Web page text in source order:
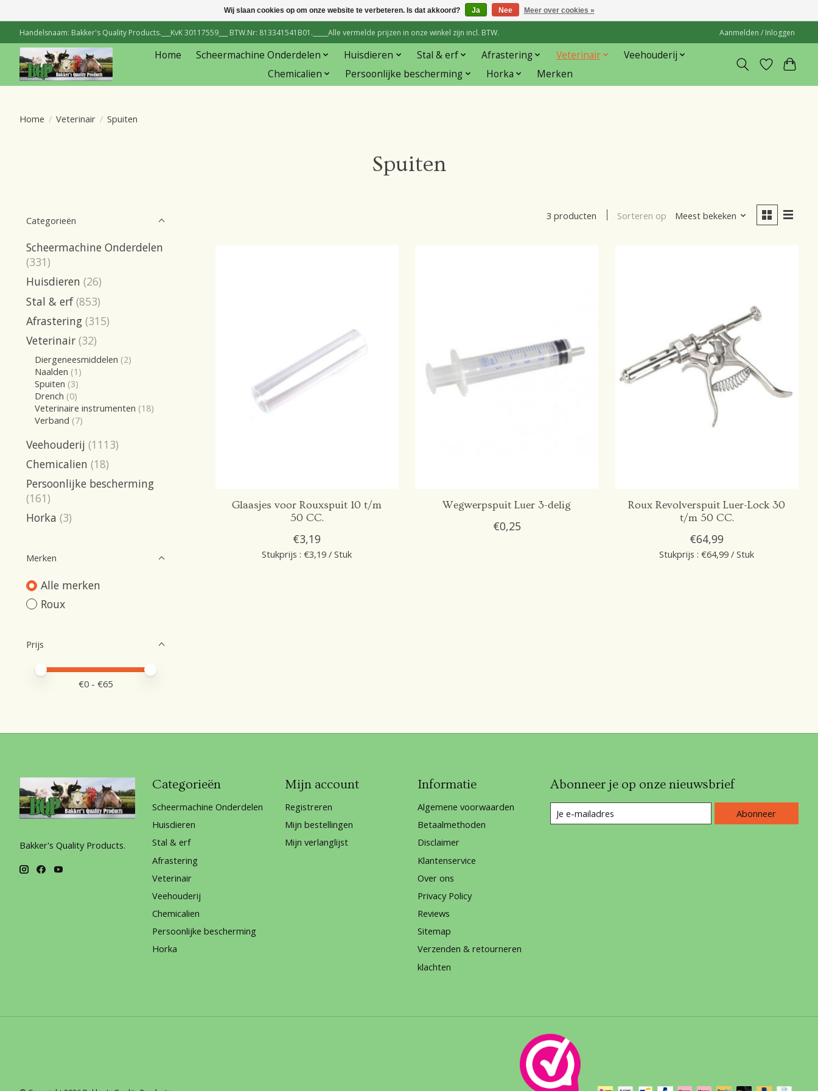
Handelsnaam: Bakker's Quality Products.___KvK 30117559___ BTW.Nr: 813341541B01._____Alle vermelde prijzen in onze winkel zijn incl. BTW. Aanmelden / Inloggen
Home Scheermachine Onderdelen Huisdieren Stal & erf Afrastering Veterinair
Veehouderij
Chemicalien
Persoonlijke bescherming Horka Merken
Home / Veterinair / Spuiten
Spuiten
Categorieën
Scheermachine Onderdelen
(331)
Huisdieren (26)
Stal & erf (853)
Afrastering (315)
Veterinair (32)
Diergeneesmiddelen (2)
Naalden (1)
Spuiten (3)
Drench (0)
Veterinaire instrumenten (18)
Verband (7)
Veehouderij (1113)
Chemicalien (18)
Persoonlijke bescherming
(161)
Horka (3)
Merken
Alle merken
Roux
Prijs
Minimale prijswaarde
Price maximum value
€0 - €65
3 producten Sorteren op Meest bekeken
Glaasjes voor Rouxspuit 10 t/m
50 CC.
€3,19
Stukprijs : €3,19 / Stuk
Wegwerpspuit Luer 3-delig
€0,25
Roux Revolverspuit Luer-Lock 30
t/m 50 CC.
€64,99
Stukprijs : €64,99 / Stuk
Bakker's Quality Products.
Categorieën
Scheermachine Onderdelen
Huisdieren
Stal & erf
Afrastering
Veterinair
Veehouderij
Chemicalien
Persoonlijke bescherming
Horka
Mijn account
Registreren
Mijn bestellingen
Mijn verlanglijst
Informatie
Algemene voorwaarden
Betaalmethoden
Disclaimer
Klantenservice
Over ons
Privacy Policy
Reviews
Sitemap
Verzenden & retourneren
klachten
Abonneer je op onze nieuwsbrief
Abonneer
Wij slaan cookies op om onze website te verbeteren. Is dat akkoord? Ja Nee Meer over cookies »